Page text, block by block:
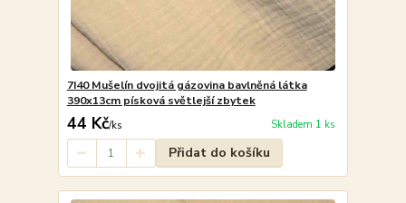
7I40 Mušelín dvojitá gázovina bavlněná látka
390x13cm písková světlejší zbytek
44 Kč/ks Skladem 1 ks
Přidat do košíku